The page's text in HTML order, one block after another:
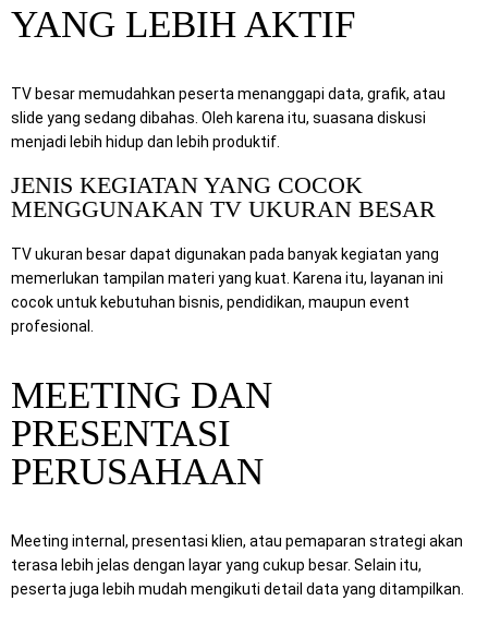
YANG LEBIH AKTIF
TV besar memudahkan peserta menanggapi data, grafik, atau
slide yang sedang dibahas. Oleh karena itu, suasana diskusi
menjadi lebih hidup dan lebih produktif.
JENIS KEGIATAN YANG COCOK
MENGGUNAKAN TV UKURAN BESAR
TV ukuran besar dapat digunakan pada banyak kegiatan yang
memerlukan tampilan materi yang kuat. Karena itu, layanan ini
cocok untuk kebutuhan bisnis, pendidikan, maupun event
profesional.
MEETING DAN
PRESENTASI
PERUSAHAAN
Meeting internal, presentasi klien, atau pemaparan strategi akan
terasa lebih jelas dengan layar yang cukup besar. Selain itu,
peserta juga lebih mudah mengikuti detail data yang ditampilkan.